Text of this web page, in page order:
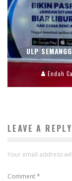
ULP
Endah
LEAVE A REPLY
Your email address
Comment*